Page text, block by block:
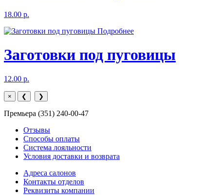
18.00 р.
Подробнее
Заготовки под пуговицы
12.00 р.
× ❮ ❯
Премьера (351) 240-00-47
Отзывы
Способы оплаты
Система лояльности
Условия доставки и возврата
Адреса салонов
Контакты отделов
Реквизиты компании